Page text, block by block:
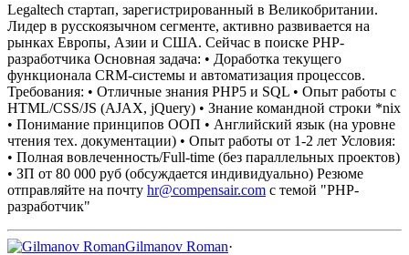
Legaltech стартап, зарегистрированный в Великобритании.
Лидер в русскоязычном сегменте, активно развивается на
рынках Европы, Азии и США. Сейчас в поиске PHP-
разработчика Основная задача: • Доработка текущего
функционала CRM-системы и автоматизация процессов.
Требования: • Отличные знания PHP5 и SQL • Опыт работы с
HTML/CSS/JS (AJAX, jQuery) • Знание командной строки *nix
• Понимание принципов ООП • Английский язык (на уровне
чтения тех. документации) • Опыт работы от 1-2 лет Условия:
• Полная вовлеченность/Full-time (без параллельных проектов)
• ЗП от 80 000 руб (обсуждается индивидуально) Резюме
отправляйте на почту hr@compensair.com c темой "PHP-
разработчик"
Gilmanov Roman·